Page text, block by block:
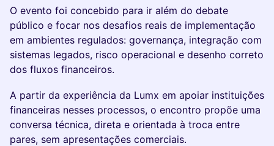
O evento foi concebido para ir além do debate
público e focar nos desafios reais de implementação
em ambientes regulados: governança, integração com
sistemas legados, risco operacional e desenho correto
dos fluxos financeiros.
A partir da experiência da Lumx em apoiar instituições
financeiras nesses processos, o encontro propõe uma
conversa técnica, direta e orientada à troca entre
pares, sem apresentações comerciais.